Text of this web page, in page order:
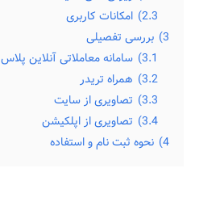
2.3) امکانات کاربری
3) بررسی تفصیلی
3.1) سامانه معاملاتی آنلاین پلاس
3.2) همراه تریدر
3.3) تصاویری از سایت
3.4) تصاویری از اپلکیشن
4) نحوه ثبت نام و استفاده